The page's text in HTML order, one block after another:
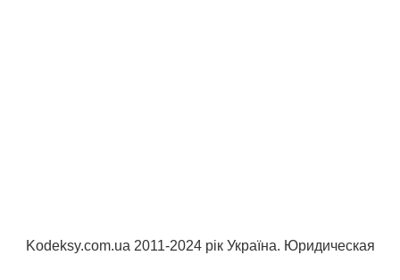
Kodeksy.com.ua 2011-2024 рік Україна. Юридическая